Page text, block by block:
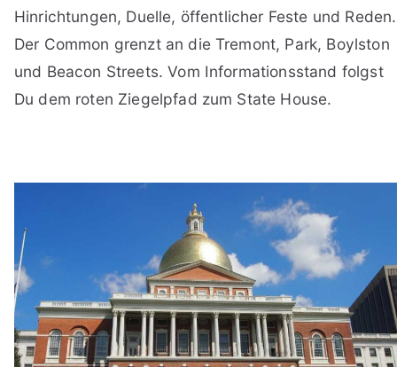
Hinrichtungen, Duelle, öffentlicher Feste und Reden.
Der Common grenzt an die Tremont, Park, Boylston
und Beacon Streets. Vom Informationsstand folgst
Du dem roten Ziegelpfad zum State House.